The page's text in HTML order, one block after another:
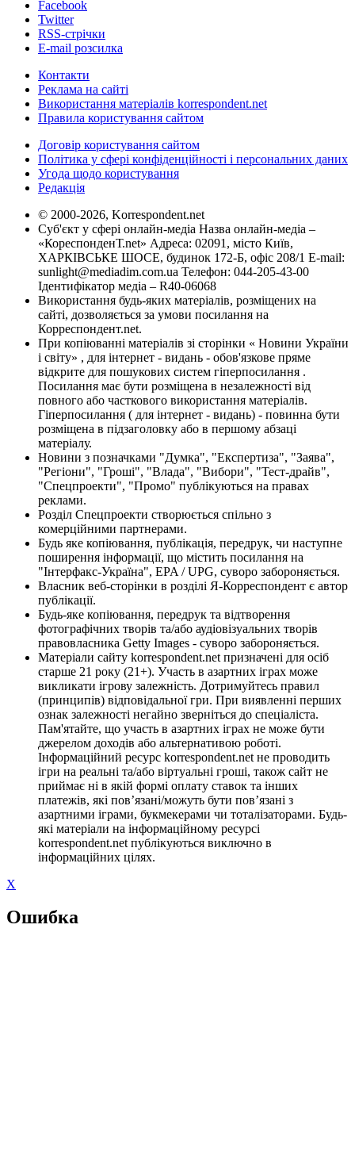
Facebook
Twitter
RSS-стрічки
E-mail розсилка
Контакти
Реклама на сайті
Використання матеріалів korrespondent.net
Правила користування сайтом
Договір користування сайтом
Політика у сфері конфіденційності і персональних даних
Угода щодо користування
Редакція
© 2000-2026, Korrespondent.net
Суб'єкт у сфері онлайн-медіа Назва онлайн-медіа –
«КореспонденТ.net» Адреса: 02091, місто Київ,
ХАРКІВСЬКЕ ШОСЕ, будинок 172-Б, офіс 208/1 E-mail:
sunlight@mediadim.com.ua Телефон: 044-205-43-00
Ідентифікатор медіа – R40-06068
Використання будь-яких матеріалів, розміщених на
сайті, дозволяється за умови посилання на
Корреспондент.net.
При копіюванні матеріалів зі сторінки « Новини України
і світу» , для інтернет - видань - обов'язкове пряме
відкрите для пошукових систем гіперпосилання .
Посилання має бути розміщена в незалежності від
повного або часткового використання матеріалів.
Гіперпосилання ( для інтернет - видань) - повинна бути
розміщена в підзаголовку або в першому абзаці
матеріалу.
Новини з позначками "Думка", "Експертиза", "Заява",
"Регіони", "Гроші", "Влада", "Вибори", "Тест-драйв",
"Спецпроекти", "Промо" публікуються на правах
реклами.
Розділ Спецпроекти створюється спільно з
комерційними партнерами.
Будь яке копіювання, публікація, передрук, чи наступне
поширення інформації, що містить посилання на
"Інтерфакс-Україна", EPA / UPG, суворо забороняється.
Власник веб-сторінки в розділі Я-Корреспондент є автор
публікації.
Будь-яке копіювання, передрук та відтворення
фотографічних творів та/або аудіовізуальних творів
правовласника Getty Images - суворо забороняється.
Матеріали сайту korrespondent.net призначені для осіб
старше 21 року (21+). Участь в азартних іграх може
викликати ігрову залежність. Дотримуйтесь правил
(принципів) відповідальної гри. При виявленні перших
ознак залежності негайно зверніться до спеціаліста.
Пам'ятайте, що участь в азартних іграх не може бути
джерелом доходів або альтернативою роботі.
Інформаційний ресурс korrespondent.net не проводить
ігри на реальні та/або віртуальні гроші, також сайт не
приймає ні в якій формі оплату ставок та інших
платежів, які пов’язані/можуть бути пов’язані з
азартними іграми, букмекерами чи тоталізаторами. Будь-
які матеріали на інформаційному ресурсі
korrespondent.net публікуються виключно в
інформаційних цілях.
X
Ошибка